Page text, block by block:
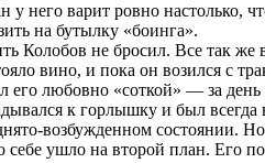
у него варит ровно настолько,
на бутылку «боинга».
Колобов не бросил. Все так же
вино, и пока он возился с
его любовно «соткой» — за день
к горлышку и был всегда
возбужденном состоянии. Но
себе ушло на второй план. Его